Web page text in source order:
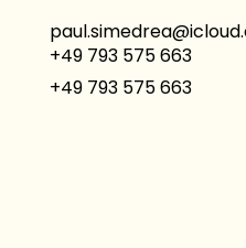
+49 793 575 663
+49 793 575 663